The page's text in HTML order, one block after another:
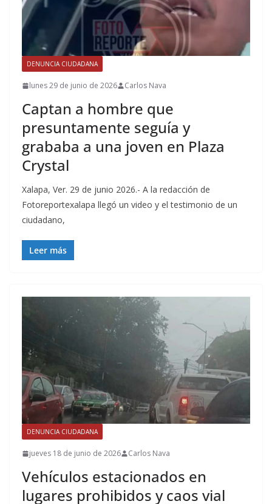
DENUNCIA CIUDADANA
lunes 29 de junio de 2026 Carlos Nava
Captan a hombre que
presuntamente seguía y
grababa a una joven en Plaza
Crystal
Xalapa, Ver. 29 de junio 2026.- A la redacción de
Fotoreportexalapa llegó un video y el testimonio de un
ciudadano,
Leer más
DENUNCIA CIUDADANA
jueves 18 de junio de 2026 Carlos Nava
Vehículos estacionados en
lugares prohibidos y caos vial